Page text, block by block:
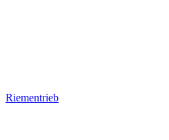
Riementrieb